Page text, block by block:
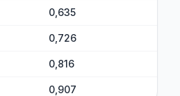
0,635
0,726
0,816
0,907